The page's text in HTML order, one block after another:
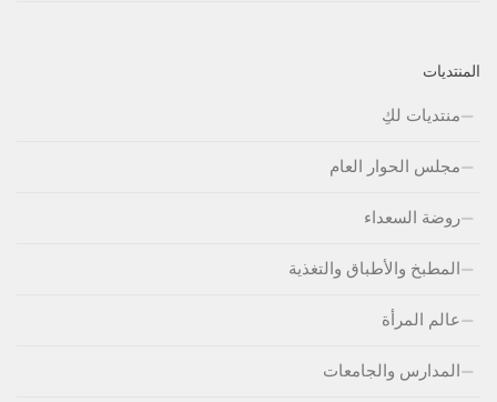
المنتديات
منتديات لكِ
مجلس الحوار العام
روضة السعداء
المطبخ والأطباق والتغذية
عالم المرأة
المدارس والجامعات